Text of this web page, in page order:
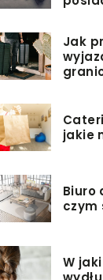
Jak
jakie
Biuro
czym
W